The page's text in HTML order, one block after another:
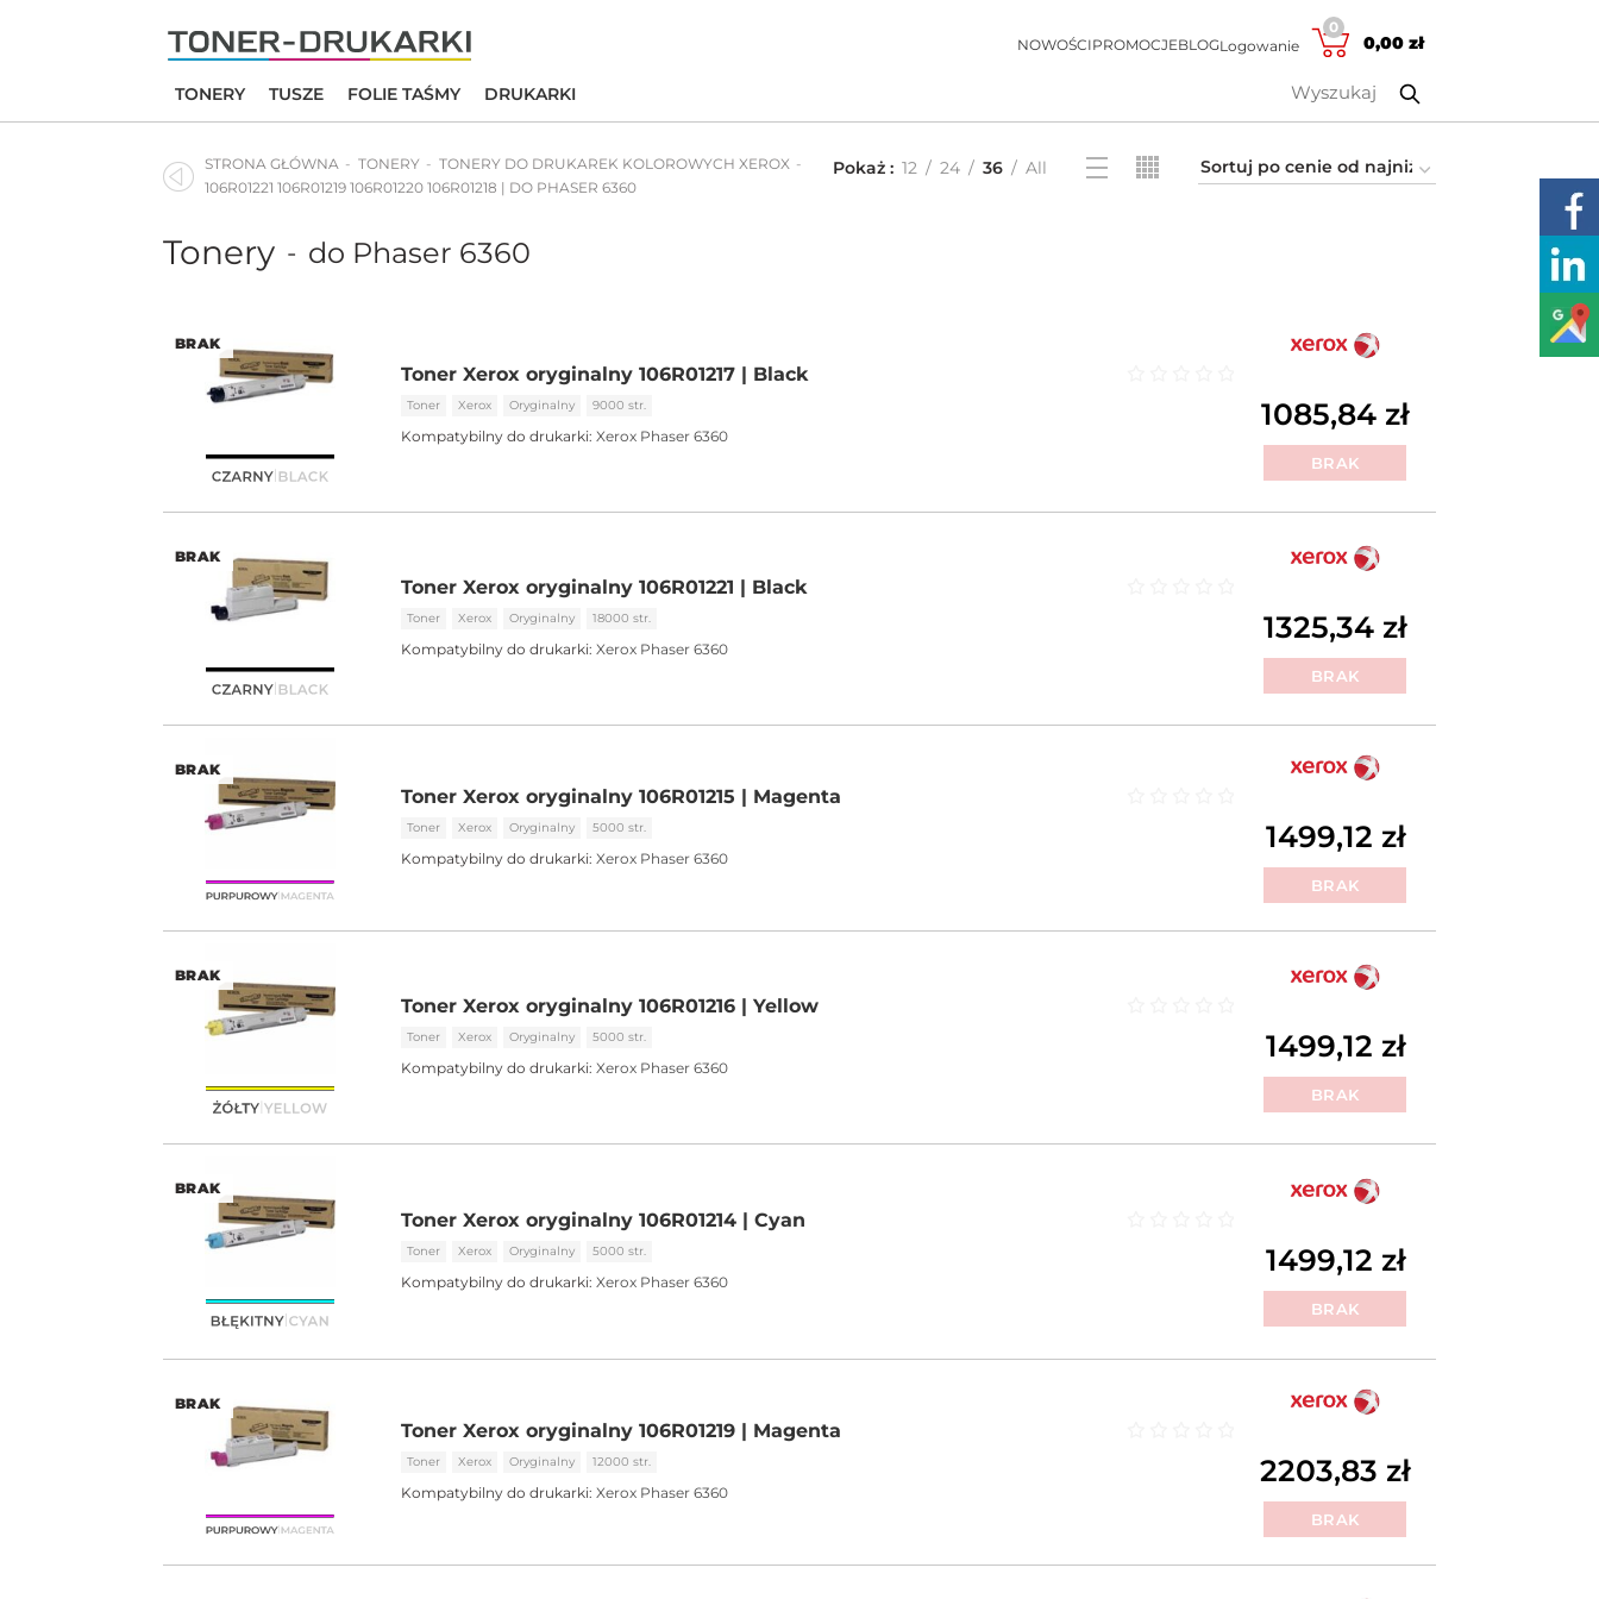
NOWOŚCIPROMOCJEBLOGLogowanie
0
0,00 zł
TONERY TUSZE FOLIE TAŚMY DRUKARKI
STRONA GŁÓWNA TONERY
TONERY DO DRUKAREK KOLOROWYCH XEROX
106R01221 106R01219 106R01220 106R01218 | DO PHASER 6360
Pokaż 12 24 36 All
Tonery - do Phaser 6360
BRAK
Toner Xerox oryginalny 106R01217 | Black
na 5
Toner Xerox Oryginalny 9000 str.
Kompatybilny do drukarki: Xerox Phaser 6360
1085,84 zł
BRAK
BRAK
Toner Xerox oryginalny 106R01221 | Black
na 5
Toner Xerox Oryginalny 18000 str.
Kompatybilny do drukarki: Xerox Phaser 6360
1325,34 zł
BRAK
BRAK
Toner Xerox oryginalny 106R01215 | Magenta
na 5
Toner Xerox Oryginalny 5000 str.
Kompatybilny do drukarki: Xerox Phaser 6360
1499,12 zł
BRAK
BRAK
Toner Xerox oryginalny 106R01216 | Yellow
na 5
Toner Xerox Oryginalny 5000 str.
Kompatybilny do drukarki: Xerox Phaser 6360
1499,12 zł
BRAK
BRAK
Toner Xerox oryginalny 106R01214 | Cyan
na 5
Toner Xerox Oryginalny 5000 str.
Kompatybilny do drukarki: Xerox Phaser 6360
1499,12 zł
BRAK
BRAK
Toner Xerox oryginalny 106R01219 | Magenta
na 5
Toner Xerox Oryginalny 12000 str.
Kompatybilny do drukarki: Xerox Phaser 6360
2203,83 zł
BRAK